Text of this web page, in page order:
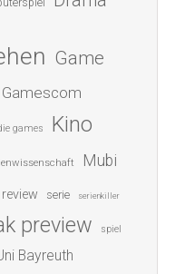
Game
Gamescom
games Kino
Mubi
review serie serienkiller
preview spiel
Bayreuth